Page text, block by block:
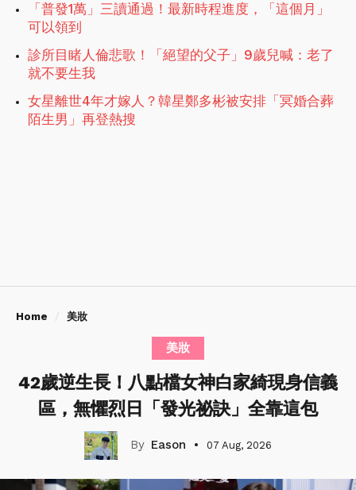
「普發1萬」三讀通過！最新時程進度，「這個月」
可以領到
診所目睹人倫悲歌！「絕望的父子」9歲兒喊：老了
就不要生我
女星離世4年才嫁人？韓星鄭多彬被安排「冥婚合葬
陌生男」再登熱搜
Home 美妝
美妝
42歲逆生長！八點檔女神白家綺現身信義
區，無懼烈日「發光祕訣」全靠這包
Eason 07 Aug, 2026